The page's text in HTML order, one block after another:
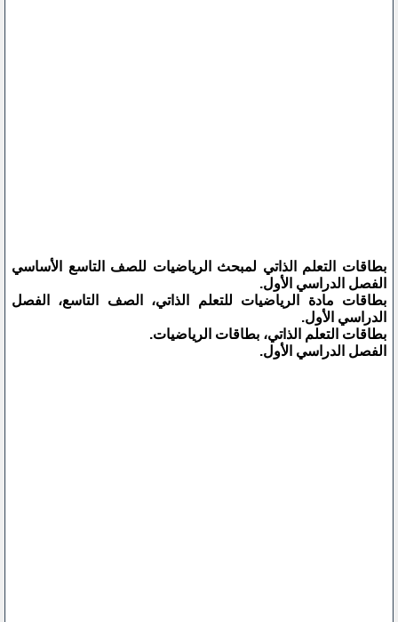
بطاقات التعلم الذاتي لمبحث الرياضيات للصف التاسع الأساسي
الفصل الدراسي الأول.
بطاقات مادة الرياضيات للتعلم الذاتي، الصف التاسع، الفصل
الدراسي الأول.
بطاقات التعلم الذاتي، بطاقات الرياضيات.
الفصل الدراسي الأول.